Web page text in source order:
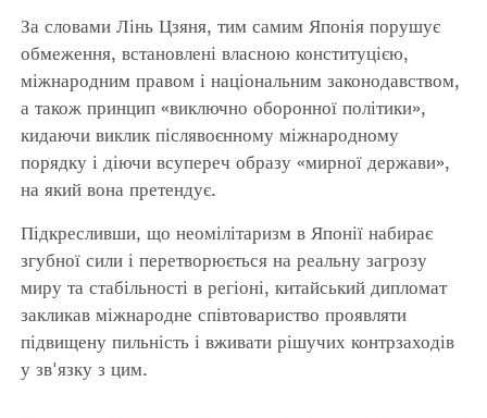
За словами Лінь Цзяня, тим самим Японія порушує
обмеження, встановлені власною конституцією,
міжнародним правом і національним законодавством,
а також принцип «виключно оборонної політики»,
кидаючи виклик післявоєнному міжнародному
порядку і діючи всупереч образу «мирної держави»,
на який вона претендує.
Підкресливши, що неомілітаризм в Японії набирає
згубної сили і перетворюється на реальну загрозу
миру та стабільності в регіоні, китайський дипломат
закликав міжнародне співтовариство проявляти
підвищену пильність і вживати рішучих контрзаходів
у зв'язку з цим.